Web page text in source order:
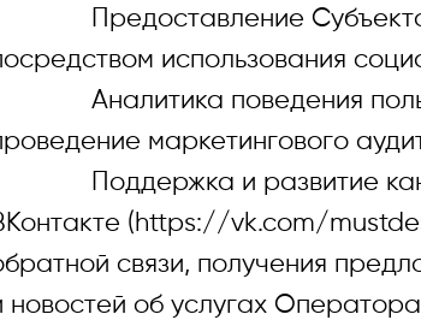
Предоставление Субъектам
использования
Аналитика поведения
маркетингового
Поддержка и развитие
(https://vk.com/
связи, получения
новостей об услугах